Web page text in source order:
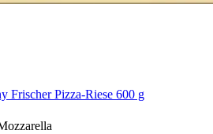
Frischer Pizza-Riese 600 g